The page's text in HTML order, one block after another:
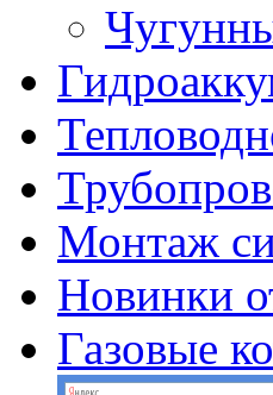
Монтаж
Новинки
Газовые